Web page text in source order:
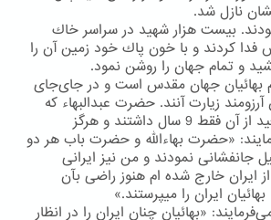
نازل شد.
بیست هزار شهید در سراسر خاك
فدا كردند و با خون پاك خود زمین آن را
و تمام جهان را روشن نمود.
بهائیان جهان مقدس است و در جای‌جای
زیارت آنند. حضرت عبدالبهاء كه
خودشان در ایران متولد شدند، اما هنگام تبعید از آن فقط 9 سال داشتند و هرگز
«حضرت بهاءالله و حضرت باب هر دو
جانفشانی نمودند و من نیز ایرانی
خارج شده ام هنوز راضی بآن
ایران را میپرستند.»
«بهائیان چنان ایران را در انظار